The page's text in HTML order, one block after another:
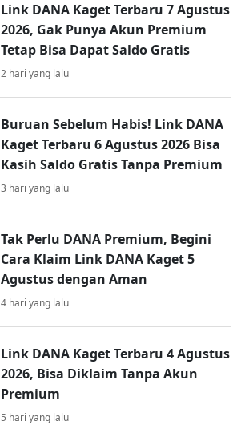
Link DANA Kaget Terbaru 7 Agustus
2026, Gak Punya Akun Premium
Tetap Bisa Dapat Saldo Gratis
2 hari yang lalu
Buruan Sebelum Habis! Link DANA
Kaget Terbaru 6 Agustus 2026 Bisa
Kasih Saldo Gratis Tanpa Premium
3 hari yang lalu
Tak Perlu DANA Premium, Begini
Cara Klaim Link DANA Kaget 5
Agustus dengan Aman
4 hari yang lalu
Link DANA Kaget Terbaru 4 Agustus
2026, Bisa Diklaim Tanpa Akun
Premium
5 hari yang lalu